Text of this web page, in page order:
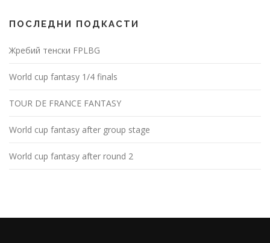
ПОСЛЕДНИ ПОДКАСТИ
Жребий тенски FPLBG
World cup fantasy 1/4 finals
TOUR DE FRANCE FANTASY
World cup fantasy after group stage
World cup fantasy after round 2